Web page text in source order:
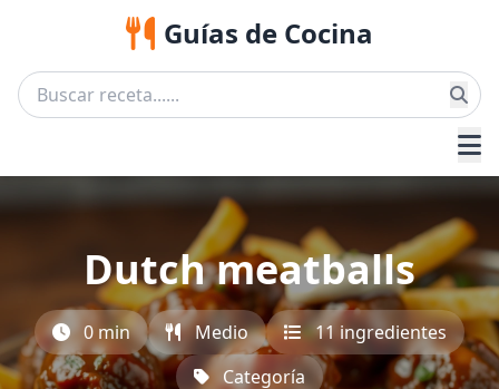
Guías de Cocina
Dutch meatballs
0 min Medio
11 ingredientes
Categoría